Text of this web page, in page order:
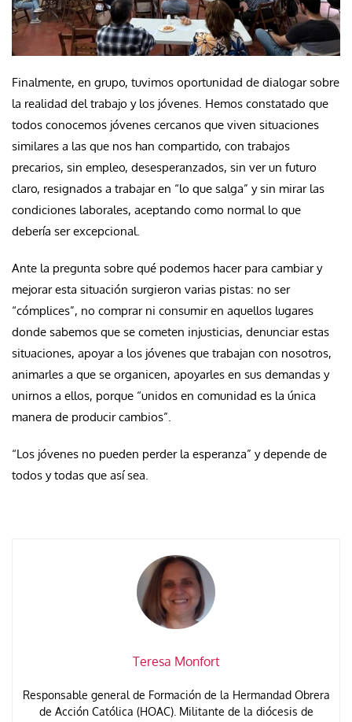
Finalmente, en grupo, tuvimos oportunidad de dialogar sobre
la realidad del trabajo y los jóvenes. Hemos constatado que
todos conocemos jóvenes cercanos que viven situaciones
similares a las que nos han compartido, con trabajos
precarios, sin empleo, desesperanzados, sin ver un futuro
claro, resignados a trabajar en “lo que salga” y sin mirar las
condiciones laborales, aceptando como normal lo que
debería ser excepcional.
Ante la pregunta sobre qué podemos hacer para cambiar y
mejorar esta situación surgieron varias pistas: no ser
“cómplices”, no comprar ni consumir en aquellos lugares
donde sabemos que se cometen injusticias, denunciar estas
situaciones, apoyar a los jóvenes que trabajan con nosotros,
animarles a que se organicen, apoyarles en sus demandas y
unirnos a ellos, porque “unidos en comunidad es la única
manera de producir cambios”.
“Los jóvenes no pueden perder la esperanza” y depende de
todos y todas que así sea.
Teresa Monfort
Responsable general de Formación de la Hermandad Obrera
de Acción Católica (HOAC). Militante de la diócesis de